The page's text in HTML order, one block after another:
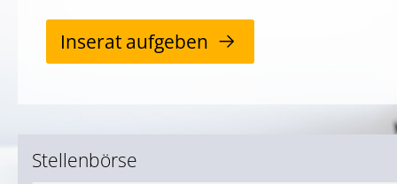
Inserat aufgeben
Stellenbörse